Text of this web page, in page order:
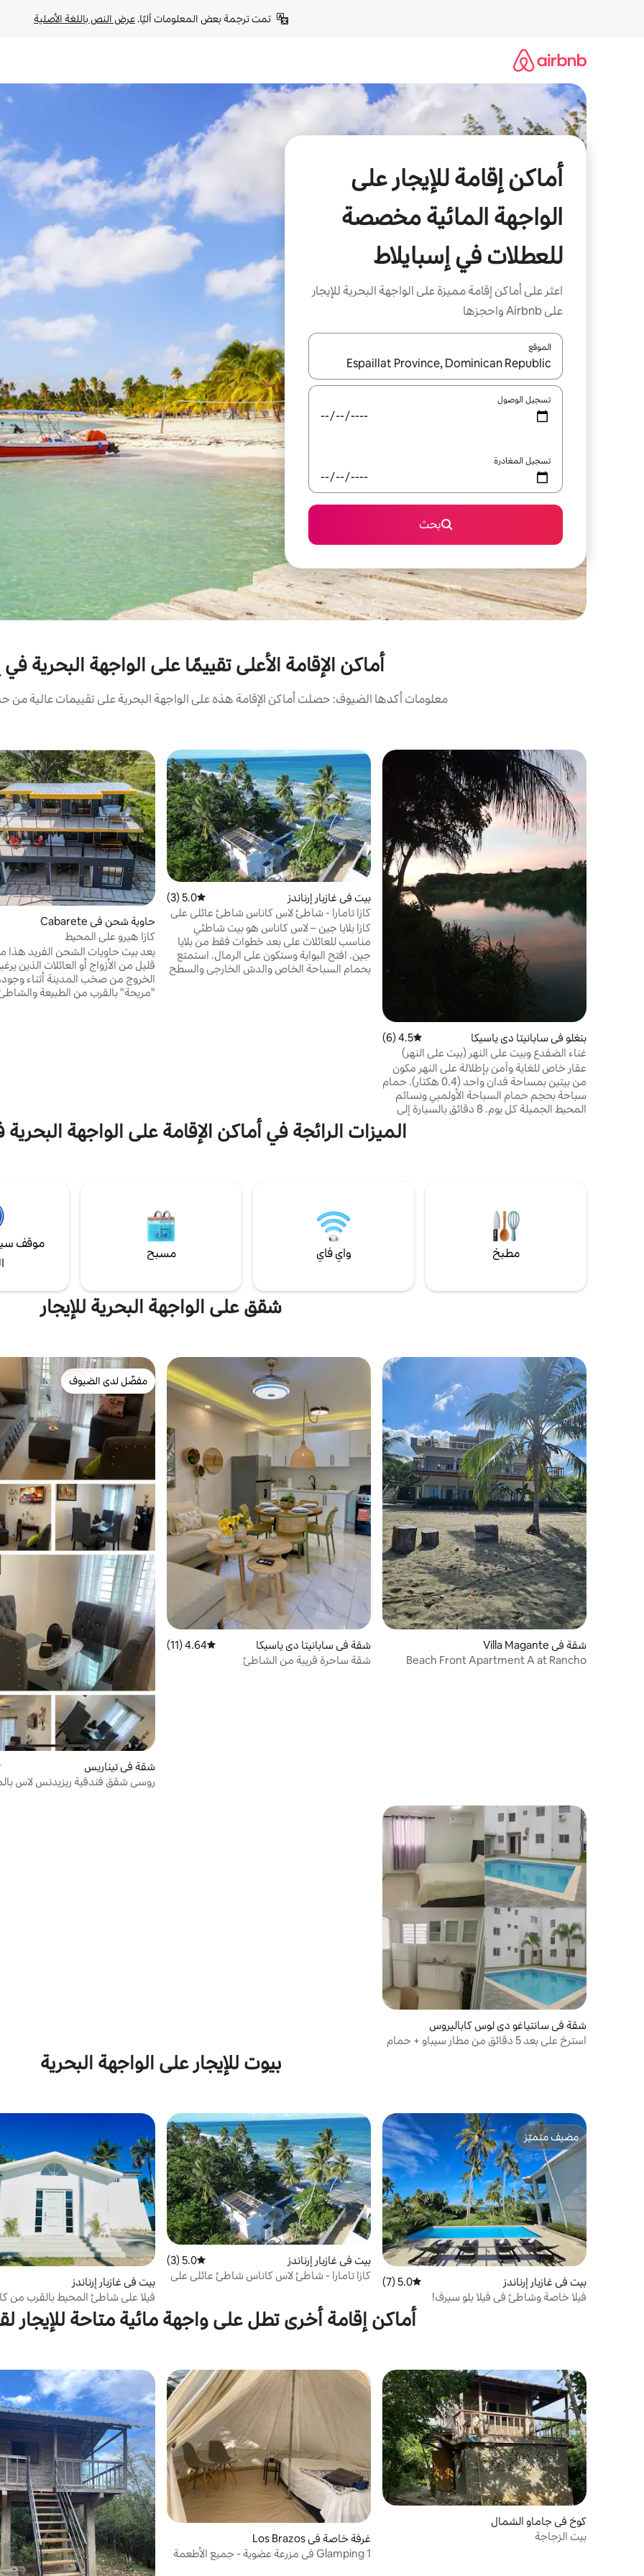
تمت ترجمة بعض المعلومات آليًا. عرض النص باللغة الأصلية
أماكن إقامة للإيجار على
الواجهة المائية مخصصة
للعطلات في إسبايلاط
اعثر على أماكن إقامة مميزة على الواجهة البحرية للإيجار
على Airbnb واحجزها
الموقع
عند توفر النتائج، انتقل باستخدام السهمين لأعلى ولأسفل أو استكشف عن طريق اللمس أو السحب.
تسجيل الوصول
تسجيل المغادرة
بحث
أماكن الإقامة الأعلى تقييمًا على الواجهة البحرية في
معلومات أكدها الضيوف: حصلت أماكن الإقامة هذه على الواجهة البحرية على تقييمات عالية من
بنغلو في سابانيتا دي ياسيكا متوسط التقييم 4.5 من 5، 6 مراجعات
4.5 (6)
غناء الضفدع وبيت على النهر (بيت على النهر)
عقار خاص للغاية وآمن بإطلالة على النهر مكون
من بيتين بمساحة فدان واحد (0.4 هكتار). حمام
سباحة بحجم حمام السباحة الأولمبي ونسائم
المحيط الجميلة كل يوم. 8 دقائق بالسيارة إلى
المحيط. 3 دقائق إلى سابانيتا/فاوغوا. 8 دقائق
منطقة كرة سلة في الحي. عوّامات للنهر وحمام
السباحة. سُترتان للنجاة
بيت في غازبار إرناندز متوسط التقييم 5.0 من 5، 3 مراجعات
5.0 (3)
كازا تامارا - شاطئ لاس كاناس شاطئ عائلي على
السطح
كازا بلايا جين – لاس كاناس هو بيت شاطئي
مناسب للعائلات على بعد خطوات فقط من بلايا
جين. افتح البوابة وستكون على الرمال. استمتع
بحمام السباحة الخاص والدش الخارجي والسطح
حاوية شحن في Cabarete
كازا هيرو على المحيط
يعد بيت حاويات الشحن الفريد هذا
قليل من الأزواج أو العائلات الذين
الخروج من صخب المدينة أثناء
"مريحة" بالقرب من الطبيعة
الميزات الرائجة في أماكن الإقامة على الواجهة البحرية
مطبخ واي فاي مسبح
موقف
شقق على الواجهة البحرية للإيجار
شقة في Villa Magante
Beach Front Apartment A at Rancho
شقة في سابانيتا دي ياسيكا متوسط التقييم 4.64 من 5، 11 مراجعات
4.64 (11)
شقة ساحرة قريبة من الشاطئ
مفضّل لدى الضيوف
مفضّل لدى الضيوف
شقة في تيناريس
روسى شقق فندقية ريزيدنس لاس
شقة في سانتياغو دي لوس كاباليروس
استرخِ على بعد 5 دقائق من مطار سيباو + حمام
بيوت للإيجار على الواجهة البحرية
مضيف متميّز
مضيف متميّز
بيت في غازبار إرناندز متوسط التقييم 5.0 من 5، 7 مراجعات
5.0 (7)
فيلا خاصة وشاطئ في فيلا بلو سيرف!
بيت في غازبار إرناندز متوسط التقييم 5.0 من 5، 3 مراجعات
5.0 (3)
كازا تامارا - شاطئ لاس كاناس شاطئ عائلي على
بيت في غازبار إرناندز
فيلا على شاطئ المحيط بالقرب من
أماكن إقامة أخرى تطل على واجهة مائية متاحة للإيجار
كوخ في جاماو الشمال
بيت الزجاجة
غرفة خاصة في Los Brazos
Glamping 1 في مزرعة عضوية - جميع الأطعمة